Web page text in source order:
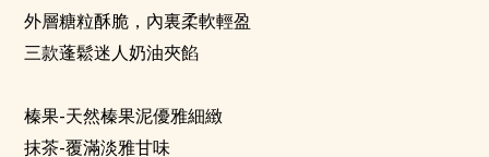
外層糖粒酥脆，內裏柔軟輕盈
三款蓬鬆迷人奶油夾餡
榛果-天然榛果泥優雅細緻
抹茶-覆滿淡雅甘味